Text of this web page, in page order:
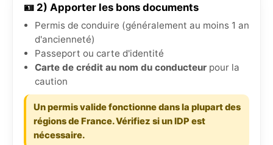
🪪 2) Apporter les bons documents
Permis de conduire (généralement au moins 1 an
d'ancienneté)
Passeport ou carte d'identité
Carte de crédit au nom du conducteur pour la
caution
Un permis valide fonctionne dans la plupart des
régions de France. Vérifiez si un IDP est
nécessaire.